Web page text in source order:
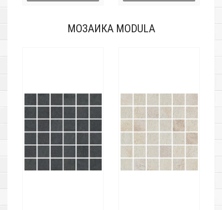
МОЗАИКА MODULA